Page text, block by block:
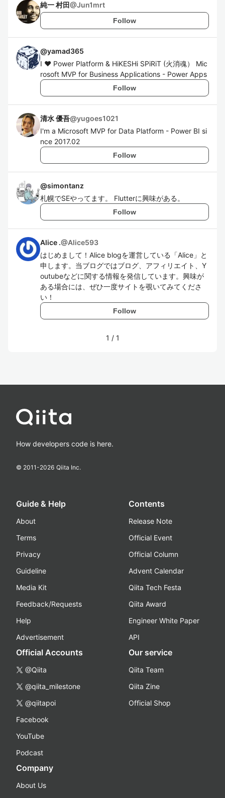
純一 村田@Jun1mrt
Follow
@yamad365
I ❤ Power Platform & HiKESHi SPiRiT (火消魂） Mic
rosoft MVP for Business Applications - Power Apps
Follow
清水 優吾@yugoes1021
I'm a Microsoft MVP for Data Platform - Power BI si
nce 2017.02
Follow
@simontanz
札幌でSEやってます。 Flutterに興味がある。
Follow
Alice .@Alice593
はじめまして！Alice blogを運営している「Alice」と
申します。当ブログではブログ、アフィリエイト、Y
outubeなどに関する情報を発信しています。興味が
ある場合には、ぜひ一度サイトを覗いてみてくださ
い！
Follow
1 / 1
How developers code is here.
© 2011-2026 Qiita Inc.
Guide & Help
About
Terms
Privacy
Guideline
Media Kit
Feedback/Requests
Help
Advertisement
Contents
Release Note
Official Event
Official Column
Advent Calendar
Qiita Tech Festa
Qiita Award
Engineer White Paper
API
Official Accounts
@Qiita
@qiita_milestone
@qiitapoi
Facebook
YouTube
Podcast
Our service
Qiita Team
Qiita Zine
Official Shop
Company
About Us